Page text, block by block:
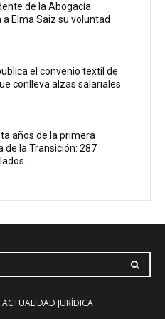
de la Abogacía
Elma Saiz su voluntad
el convenio textil de
conlleva alzas salariales
años de la primera
de la Transición: 287
ACTUALIDAD JURÍDICA